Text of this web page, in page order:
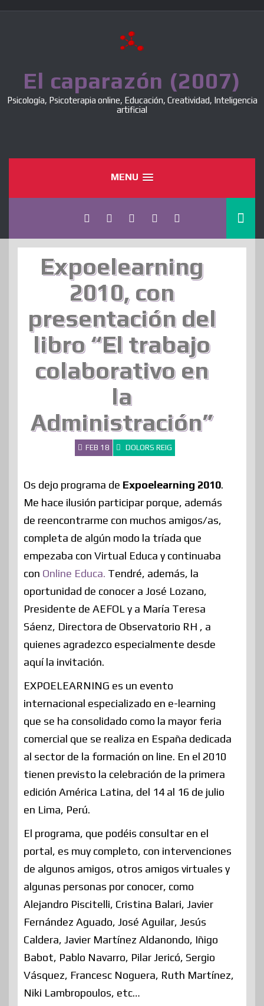
El caparazón (2007)
Psicología, Psicoterapia online, Educación, Creatividad, Inteligencia
artificial
MENU
Expoelearning
2010, con
presentación del
libro “El trabajo
colaborativo en
la
Administración”
FEB 18 DOLORS REIG
Os dejo programa de Expoelearning 2010.
Me hace ilusión participar porque, además
de reencontrarme con muchos amigos/as,
completa de algún modo la tríada que
empezaba con Virtual Educa y continuaba
con Online Educa. Tendré, además, la
oportunidad de conocer a José Lozano,
Presidente de AEFOL y a María Teresa
Sáenz, Directora de Observatorio RH , a
quienes agradezco especialmente desde
aquí la invitación.
EXPOELEARNING es un evento
internacional especializado en e-learning
que se ha consolidado como la mayor feria
comercial que se realiza en España dedicada
al sector de la formación on line. En el 2010
tienen previsto la celebración de la primera
edición América Latina, del 14 al 16 de julio
en Lima, Perú.
El programa, que podéis consultar en el
portal, es muy completo, con intervenciones
de algunos amigos, otros amigos virtuales y
algunas personas por conocer, como
Alejandro Piscitelli, Cristina Balari, Javier
Fernández Aguado, José Aguilar, Jesús
Caldera, Javier Martínez Aldanondo, Iñigo
Babot, Pablo Navarro, Pilar Jericó, Sergio
Vásquez, Francesc Noguera, Ruth Martínez,
Niki Lambropoulos, etc…